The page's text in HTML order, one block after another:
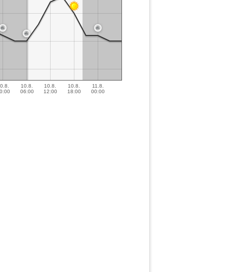
10.8.
06:00
10.8.
12:00
10.8.
18:00
11.8.
00:00